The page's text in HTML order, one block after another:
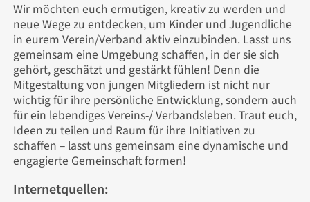
Wir möchten euch ermutigen, kreativ zu werden und
neue Wege zu entdecken, um Kinder und Jugendliche
in eurem Verein/Verband aktiv einzubinden. Lasst uns
gemeinsam eine Umgebung schaffen, in der sie sich
gehört, geschätzt und gestärkt fühlen! Denn die
Mitgestaltung von jungen Mitgliedern ist nicht nur
wichtig für ihre persönliche Entwicklung, sondern auch
für ein lebendiges Vereins-/ Verbandsleben. Traut euch,
Ideen zu teilen und Raum für ihre Initiativen zu
schaffen – lasst uns gemeinsam eine dynamische und
engagierte Gemeinschaft formen!
Internetquellen: